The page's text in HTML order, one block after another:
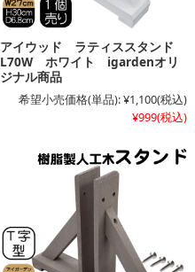
アイウッド ラティススタンド
L70W ホワイト igardenオリ
ジナル商品
希望小売価格(単品):¥1,100(税込)
¥999(税込)